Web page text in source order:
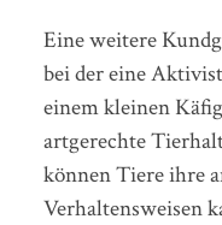
Eine weitere
bei der eine
einem kleinen
artgerechte
können Tiere ihre
Verhaltensweisen